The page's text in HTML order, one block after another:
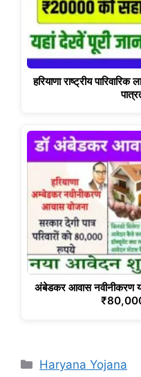
हरियाणा राष्ट्रीय
अंबेडकर आवास नवीनीकरण
Categories
Haryana Yojana